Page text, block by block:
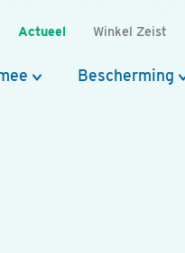
Actueel Winkel Zeist
Bescherming